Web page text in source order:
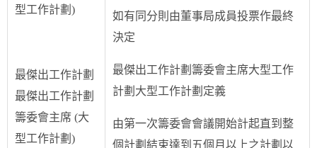
型工作計劃)
最傑出工作計劃
最傑出工作計劃
籌委會主席 (大
型工作計劃)
如有同分則由董事局成員投票作最終
決定
最傑出工作計劃籌委會主席大型工作
計劃大型工作計劃定義
由第一次籌委會會議開始計起直到整
個計劃結束達到五個月以上之計劃以